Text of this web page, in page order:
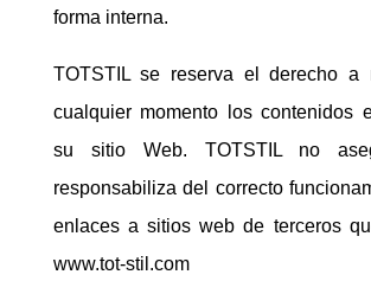
forma interna.
TOTSTIL se reserva el derecho a
cualquier momento los contenidos
su sitio Web. TOTSTIL no
responsabiliza del correcto
enlaces a sitios web de terceros
www.tot-stil.com